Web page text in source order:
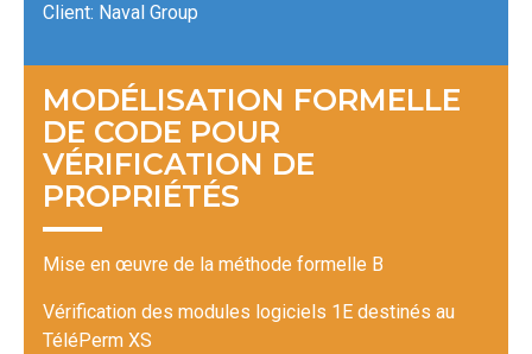
Client: Naval Group
MODÉLISATION FORMELLE
DE CODE POUR
VÉRIFICATION DE
PROPRIÉTÉS
Mise en œuvre de la méthode formelle B
Vérification des modules logiciels 1E destinés au
TéléPerm XS